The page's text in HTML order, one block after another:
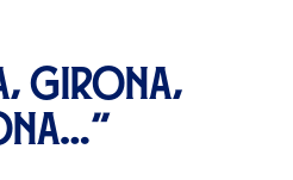
Girona,